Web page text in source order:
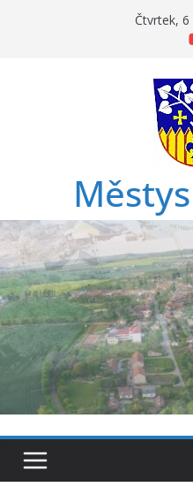
Čtvrtek,